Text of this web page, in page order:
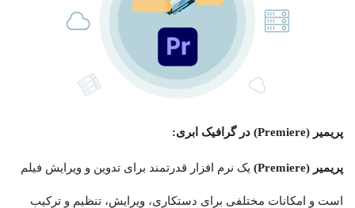
پریمیر (Premiere) در گرافیک ابری:
پریمیر (Premiere) یک نرم افزار قدرتمند برای تدوین و ویرایش فیلم‌
است و امکانات مختلفی برای دستکاری، ویرایش، تنظیم و ترکیب